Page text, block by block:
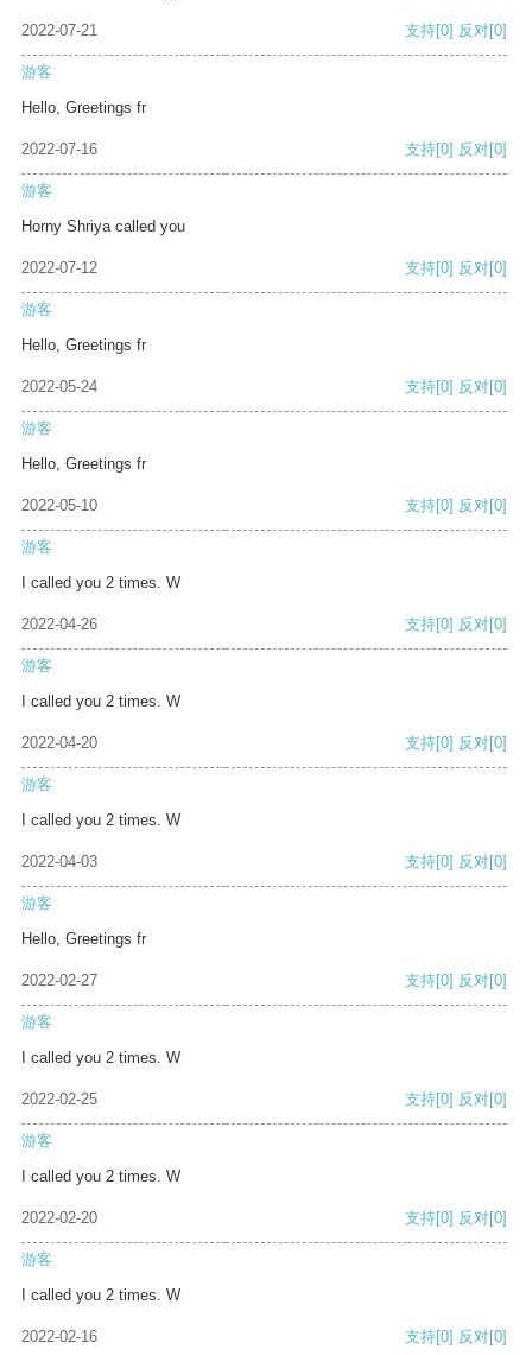
2022-07-21 支持[0] 反对[0]
游客
Hello, Greetings fr
2022-07-16 支持[0] 反对[0]
游客
Horny Shriya called you
2022-07-12 支持[0] 反对[0]
游客
Hello, Greetings fr
2022-05-24 支持[0] 反对[0]
游客
Hello, Greetings fr
2022-05-10 支持[0] 反对[0]
游客
I called you 2 times. W
2022-04-26 支持[0] 反对[0]
游客
I called you 2 times. W
2022-04-20 支持[0] 反对[0]
游客
I called you 2 times. W
2022-04-03 支持[0] 反对[0]
游客
Hello, Greetings fr
2022-02-27 支持[0] 反对[0]
游客
I called you 2 times. W
2022-02-25 支持[0] 反对[0]
游客
I called you 2 times. W
2022-02-20 支持[0] 反对[0]
游客
I called you 2 times. W
2022-02-16 支持[0] 反对[0]